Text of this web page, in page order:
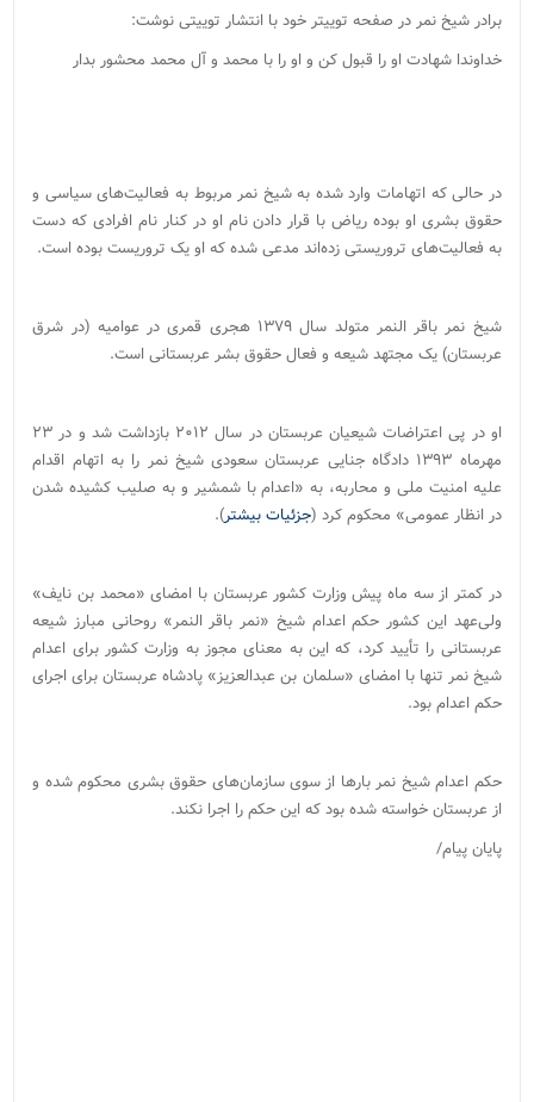
برادر شیخ نمر در صفحه توییتر خود با انتشار توییتی نوشت:
خداوندا شهادت او را قبول کن و او را با محمد و آل محمد محشور بدار
در حالی که اتهامات وارد شده به شیخ نمر مربوط به فعالیت‌های سیاسی و
حقوق بشری او بوده ریاض با قرار دادن نام او در کنار نام افرادی که دست
به فعالیت‌های تروریستی زده‌اند مدعی شده که او یک تروریست بوده است.
شیخ نمر باقر النمر متولد سال ۱۳۷۹ هجری قمری در عوامیه (در شرق
عربستان) یک مجتهد شیعه و فعال حقوق بشر عربستانی است.
او در پی اعتراضات شیعیان عربستان در سال ۲۰۱۲ بازداشت شد و در ۲۳
مهرماه ۱۳۹۳ دادگاه جنایی عربستان سعودی شیخ نمر را به اتهام اقدام
علیه امنیت ملی و محاربه، به «اعدام با شمشیر و به صلیب کشیده شدن
در انظار عمومی» محکوم کرد (جزئیات بیشتر).
در کمتر از سه ماه پیش وزارت کشور عربستان با امضای «محمد بن نایف»
ولی‌عهد این کشور حکم اعدام شیخ «نمر باقر النمر» روحانی مبارز شیعه
عربستانی را تأیید کرد، که این به معنای مجوز به وزارت کشور برای اعدام
شیخ نمر تنها با امضای «سلمان بن عبدالعزیز» پادشاه عربستان برای اجرای
حکم اعدام بود.
حکم اعدام شیخ نمر بارها از سوی سازمان‌های حقوق بشری محکوم شده و
از عربستان خواسته شده بود که این حکم را اجرا نکند.
پایان پیام/